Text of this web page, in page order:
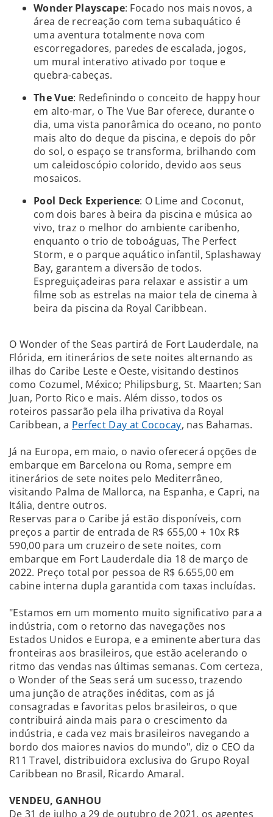
Wonder Playscape: Focado nos mais novos, a
área de recreação com tema subaquático é
uma aventura totalmente nova com
escorregadores, paredes de escalada, jogos,
um mural interativo ativado por toque e
quebra-cabeças.
The Vue: Redefinindo o conceito de happy hour
em alto-mar, o The Vue Bar oferece, durante o
dia, uma vista panorâmica do oceano, no ponto
mais alto do deque da piscina, e depois do pôr
do sol, o espaço se transforma, brilhando com
um caleidoscópio colorido, devido aos seus
mosaicos.
Pool Deck Experience: O Lime and Coconut,
com dois bares à beira da piscina e música ao
vivo, traz o melhor do ambiente caribenho,
enquanto o trio de toboáguas, The Perfect
Storm, e o parque aquático infantil, Splashaway
Bay, garantem a diversão de todos.
Espreguiçadeiras para relaxar e assistir a um
filme sob as estrelas na maior tela de cinema à
beira da piscina da Royal Caribbean.
O Wonder of the Seas partirá de Fort Lauderdale, na
Flórida, em itinerários de sete noites alternando as
ilhas do Caribe Leste e Oeste, visitando destinos
como Cozumel, México; Philipsburg, St. Maarten; San
Juan, Porto Rico e mais. Além disso, todos os
roteiros passarão pela ilha privativa da Royal
Caribbean, a Perfect Day at Cococay, nas Bahamas.
Já na Europa, em maio, o navio oferecerá opções de
embarque em Barcelona ou Roma, sempre em
itinerários de sete noites pelo Mediterrâneo,
visitando Palma de Mallorca, na Espanha, e Capri, na
Itália, dentre outros.
Reservas para o Caribe já estão disponíveis, com
preços a partir de entrada de R$ 655,00 + 10x R$
590,00 para um cruzeiro de sete noites, com
embarque em Fort Lauderdale dia 18 de março de
2022. Preço total por pessoa de R$ 6.655,00 em
cabine interna dupla garantida com taxas incluídas.
"Estamos em um momento muito significativo para a
indústria, com o retorno das navegações nos
Estados Unidos e Europa, e a eminente abertura das
fronteiras aos brasileiros, que estão acelerando o
ritmo das vendas nas últimas semanas. Com certeza,
o Wonder of the Seas será um sucesso, trazendo
uma junção de atrações inéditas, com as já
consagradas e favoritas pelos brasileiros, o que
contribuirá ainda mais para o crescimento da
indústria, e cada vez mais brasileiros navegando a
bordo dos maiores navios do mundo", diz o CEO da
R11 Travel, distribuidora exclusiva do Grupo Royal
Caribbean no Brasil, Ricardo Amaral.
VENDEU, GANHOU
De 31 de julho a 29 de outubro de 2021, os agentes